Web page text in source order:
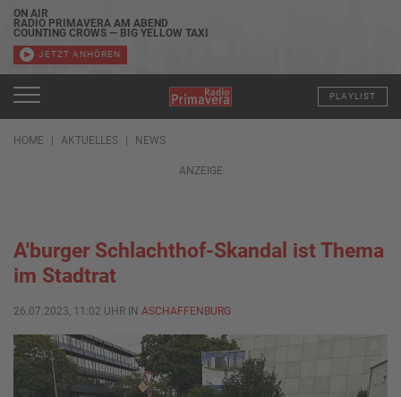
ON AIR
RADIO PRIMAVERA AM ABEND
COUNTING CROWS — BIG YELLOW TAXI
JETZT ANHÖREN
PLAYLIST
HOME AKTUELLES NEWS
ANZEIGE
A'burger Schlachthof-Skandal ist Thema
im Stadtrat
26.07.2023, 11:02 UHR IN ASCHAFFENBURG